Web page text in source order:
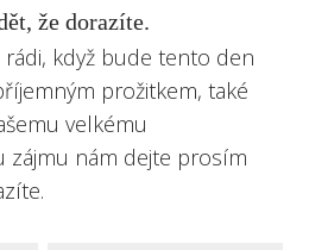
že dorazíte.
když bude tento den
prožitkem, také
velkému
zájmu nám dejte prosím